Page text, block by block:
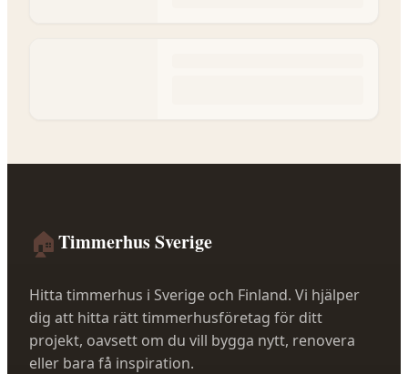
🏠Timmerhus Sverige
Hitta timmerhus i Sverige och Finland. Vi hjälper
dig att hitta rätt timmerhusföretag för ditt
projekt, oavsett om du vill bygga nytt, renovera
eller bara få inspiration.